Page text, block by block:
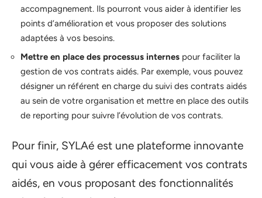
accompagnement. Ils pourront vous aider à identifier les
points d’amélioration et vous proposer des solutions
adaptées à vos besoins.
Mettre en place des processus internes pour faciliter la
gestion de vos contrats aidés. Par exemple, vous pouvez
désigner un référent en charge du suivi des contrats aidés
au sein de votre organisation et mettre en place des outils
de reporting pour suivre l’évolution de vos contrats.
Pour finir, SYLAé est une plateforme innovante
qui vous aide à gérer efficacement vos contrats
aidés, en vous proposant des fonctionnalités